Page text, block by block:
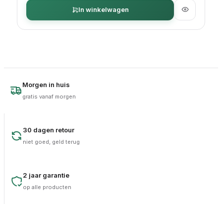
In winkelwagen
Morgen in huis
gratis vanaf morgen
30 dagen retour
niet goed, geld terug
2 jaar garantie
op alle producten